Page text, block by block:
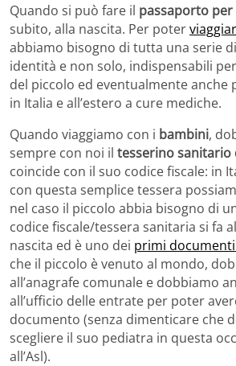
Quando si può fare il passaporto
subito, alla nascita. Per poter
abbiamo bisogno di tutta una serie
identità e non solo, indispensabili
del piccolo ed eventualmente anche
in Italia e all’estero a cure mediche.
Quando viaggiamo con i bambini,
sempre con noi il tesserino sanitario
coincide con il suo codice fiscale: in
con questa semplice tessera
nel caso il piccolo abbia bisogno di
codice fiscale/tessera sanitaria si fa
nascita ed è uno dei primi
che il piccolo è venuto al mondo,
all’anagrafe comunale e dobbiamo
all’ufficio delle entrate per poter
documento (senza dimenticare che
scegliere il suo pediatra in questa
all’Asl).